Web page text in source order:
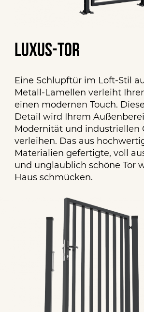
Luxus-Tor
Eine Schlupftür im Loft-Stil
Metall-Lamellen verleiht
einen modernen Touch.
Detail wird Ihrem
Modernität und industriellen
verleihen. Das aus
Materialien gefertigte, voll
und unglaublich schöne Tor
Haus schmücken.